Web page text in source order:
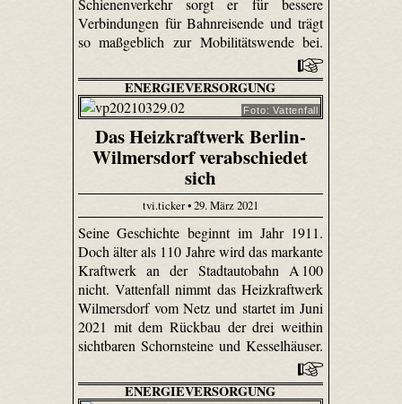
Verbindungen für Bahnreisende und trägt
so maßgeblich zur Mobilitätswende bei.
ENERGIEVERSORGUNG
Foto: Vattenfall
Das Heizkraftwerk Berlin-
Wilmersdorf verabschiedet
sich
tvi.ticker • 29. März 2021
Seine Geschichte beginnt im Jahr 1911.
Doch älter als 110 Jahre wird das markante
Kraftwerk an der Stadtautobahn A 100
nicht. Vattenfall nimmt das Heizkraftwerk
Wilmersdorf vom Netz und startet im Juni
2021 mit dem Rückbau der drei weithin
sichtbaren Schornsteine und Kesselhäuser.
ENERGIEVERSORGUNG